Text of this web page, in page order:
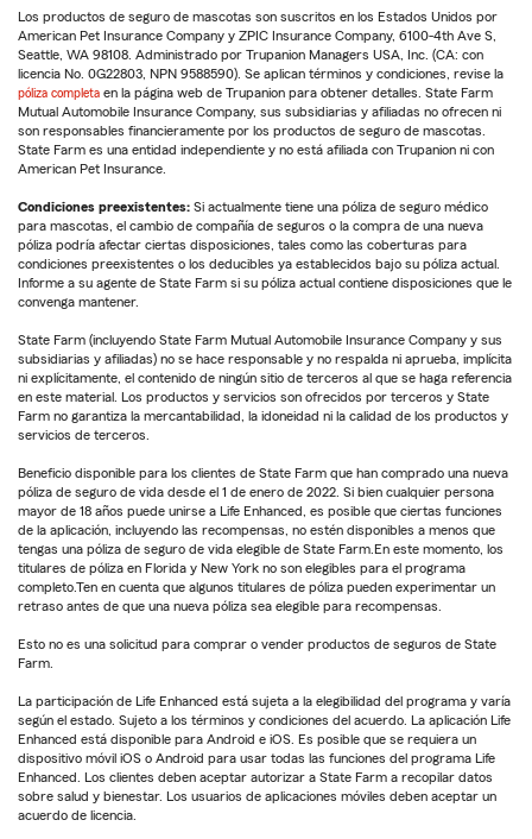
Los productos de seguro de mascotas son suscritos en los Estados Unidos por
American Pet Insurance Company y ZPIC Insurance Company, 6100-4th Ave S,
Seattle, WA 98108. Administrado por Trupanion Managers USA, Inc. (CA: con
licencia No. 0G22803, NPN 9588590). Se aplican términos y condiciones, revise la
póliza completa en la página web de Trupanion para obtener detalles. State Farm
Mutual Automobile Insurance Company, sus subsidiarias y afiliadas no ofrecen ni
son responsables financieramente por los productos de seguro de mascotas.
State Farm es una entidad independiente y no está afiliada con Trupanion ni con
American Pet Insurance.
Condiciones preexistentes: Si actualmente tiene una póliza de seguro médico
para mascotas, el cambio de compañía de seguros o la compra de una nueva
póliza podría afectar ciertas disposiciones, tales como las coberturas para
condiciones preexistentes o los deducibles ya establecidos bajo su póliza actual.
Informe a su agente de State Farm si su póliza actual contiene disposiciones que le
convenga mantener.
State Farm (incluyendo State Farm Mutual Automobile Insurance Company y sus
subsidiarias y afiliadas) no se hace responsable y no respalda ni aprueba, implícita
ni explícitamente, el contenido de ningún sitio de terceros al que se haga referencia
en este material. Los productos y servicios son ofrecidos por terceros y State
Farm no garantiza la mercantabilidad, la idoneidad ni la calidad de los productos y
servicios de terceros.
Beneficio disponible para los clientes de State Farm que han comprado una nueva
póliza de seguro de vida desde el 1 de enero de 2022. Si bien cualquier persona
mayor de 18 años puede unirse a Life Enhanced, es posible que ciertas funciones
de la aplicación, incluyendo las recompensas, no estén disponibles a menos que
tengas una póliza de seguro de vida elegible de State Farm.En este momento, los
titulares de póliza en Florida y New York no son elegibles para el programa
completo.Ten en cuenta que algunos titulares de póliza pueden experimentar un
retraso antes de que una nueva póliza sea elegible para recompensas.
Esto no es una solicitud para comprar o vender productos de seguros de State
Farm.
La participación de Life Enhanced está sujeta a la elegibilidad del programa y varía
según el estado. Sujeto a los términos y condiciones del acuerdo. La aplicación Life
Enhanced está disponible para Android e iOS. Es posible que se requiera un
dispositivo móvil iOS o Android para usar todas las funciones del programa Life
Enhanced. Los clientes deben aceptar autorizar a State Farm a recopilar datos
sobre salud y bienestar. Los usuarios de aplicaciones móviles deben aceptar un
acuerdo de licencia.